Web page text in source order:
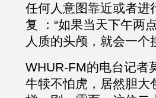
任何人意图靠近或者进
复 ：“如果当天下午两
人质的头颅，就会一个
WHUR-FM的电台记者
牛犊不怕虎，居然胆大